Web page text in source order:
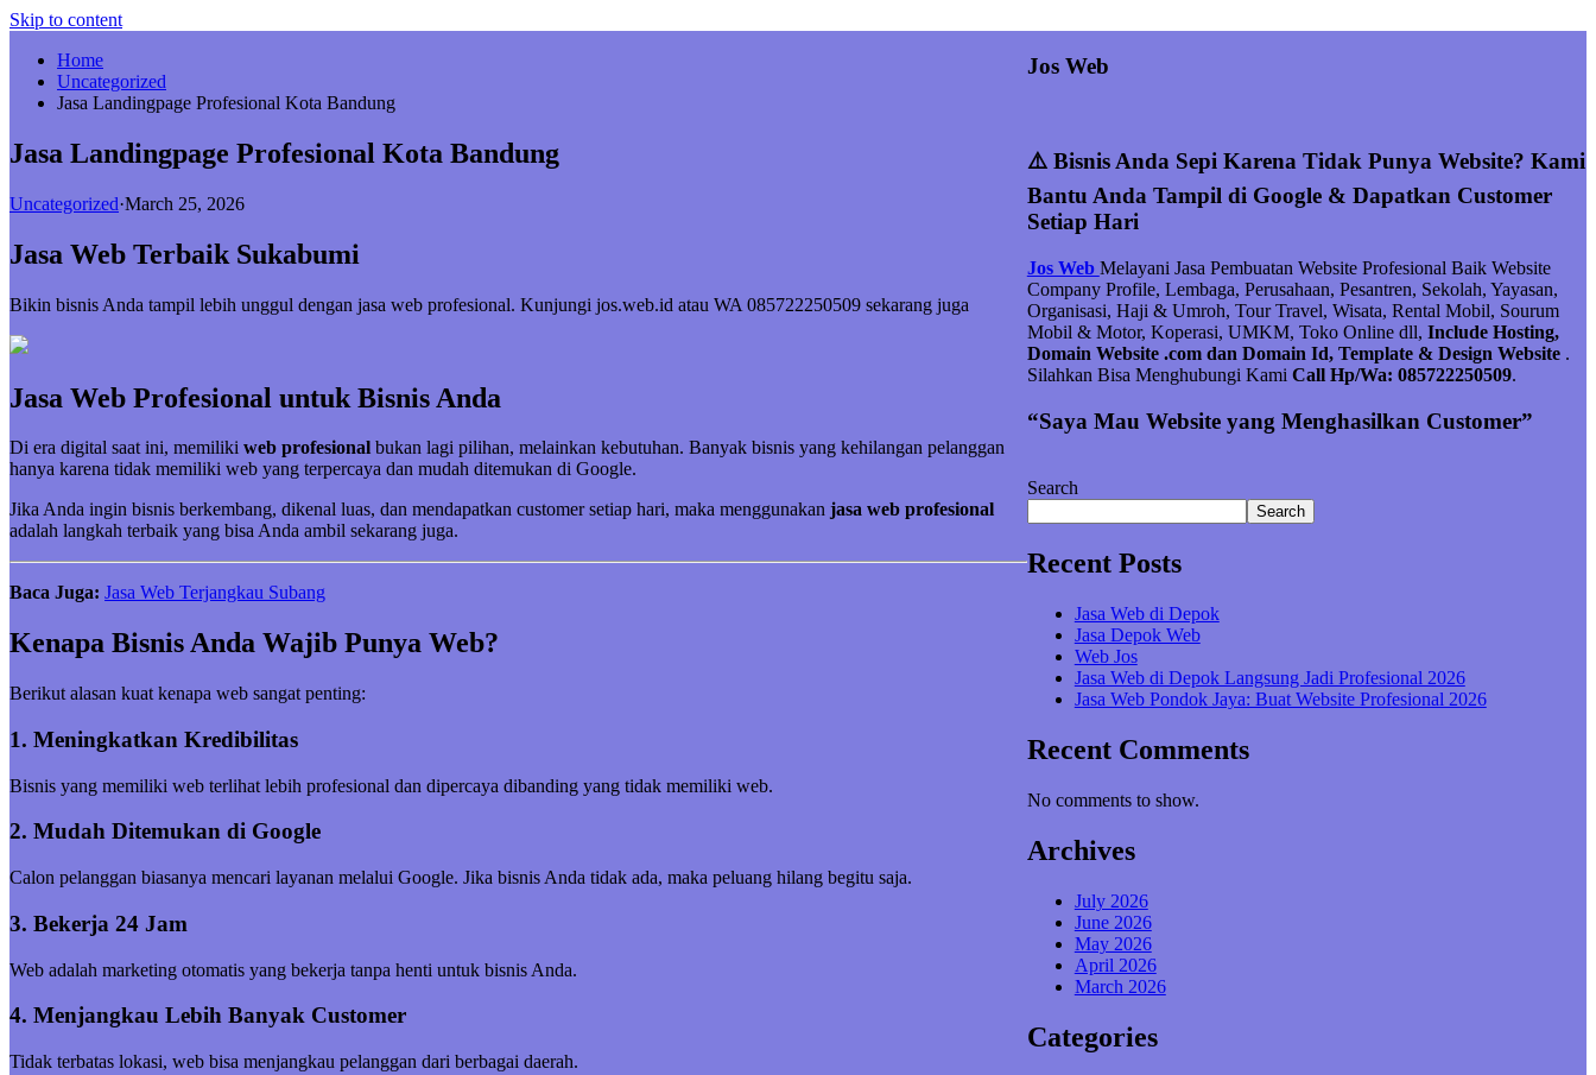
Skip to content
Home
Uncategorized
Jasa Landingpage Profesional Kota Bandung
Jasa Landingpage Profesional Kota Bandung
Uncategorized·March 25, 2026
Jasa Web Terbaik Sukabumi
Bikin bisnis Anda tampil lebih unggul dengan jasa web profesional. Kunjungi jos.web.id atau WA 085722250509 sekarang juga
Jasa Web Profesional untuk Bisnis Anda
Di era digital saat ini, memiliki web profesional bukan lagi pilihan, melainkan kebutuhan. Banyak bisnis yang kehilangan pelanggan
hanya karena tidak memiliki web yang terpercaya dan mudah ditemukan di Google.
Jika Anda ingin bisnis berkembang, dikenal luas, dan mendapatkan customer setiap hari, maka menggunakan jasa web profesional
adalah langkah terbaik yang bisa Anda ambil sekarang juga.
Baca Juga: Jasa Web Terjangkau Subang
Kenapa Bisnis Anda Wajib Punya Web?
Berikut alasan kuat kenapa web sangat penting:
1. Meningkatkan Kredibilitas
Bisnis yang memiliki web terlihat lebih profesional dan dipercaya dibanding yang tidak memiliki web.
2. Mudah Ditemukan di Google
Calon pelanggan biasanya mencari layanan melalui Google. Jika bisnis Anda tidak ada, maka peluang hilang begitu saja.
3. Bekerja 24 Jam
Web adalah marketing otomatis yang bekerja tanpa henti untuk bisnis Anda.
4. Menjangkau Lebih Banyak Customer
Tidak terbatas lokasi, web bisa menjangkau pelanggan dari berbagai daerah.
Jos Web
⚠️ Bisnis Anda Sepi Karena Tidak Punya Website? Kami
Bantu Anda Tampil di Google & Dapatkan Customer
Setiap Hari
Jos Web Melayani Jasa Pembuatan Website Profesional Baik Website
Company Profile, Lembaga, Perusahaan, Pesantren, Sekolah, Yayasan,
Organisasi, Haji & Umroh, Tour Travel, Wisata, Rental Mobil, Sourum
Mobil & Motor, Koperasi, UMKM, Toko Online dll, Include Hosting,
Domain Website .com dan Domain Id, Template & Design Website .
Silahkan Bisa Menghubungi Kami Call Hp/Wa: 085722250509.
“Saya Mau Website yang Menghasilkan Customer”
Search
Search
Recent Posts
Jasa Web di Depok
Jasa Depok Web
Web Jos
Jasa Web di Depok Langsung Jadi Profesional 2026
Jasa Web Pondok Jaya: Buat Website Profesional 2026
Recent Comments
No comments to show.
Archives
July 2026
June 2026
May 2026
April 2026
March 2026
Categories